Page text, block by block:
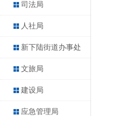
司法局
人社局
新下陆街道办事处
文旅局
建设局
应急管理局